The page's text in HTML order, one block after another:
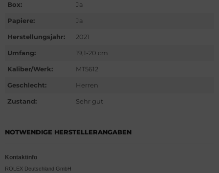
Box: Ja
Papiere: Ja
Herstellungsjahr: 2021
Umfang: 19,1-20 cm
Kaliber/Werk: MT5612
Geschlecht: Herren
Zustand: Sehr gut
NOTWENDIGE HERSTELLERANGABEN
Kontaktinfo
ROLEX Deutschland GmbH
Nardin